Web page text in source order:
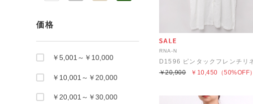
価格
￥5,001～￥10,000
￥10,001～￥20,000
￥20,001～￥30,000
RNA-N
￥10,450
￥20,900 （50%OFF）